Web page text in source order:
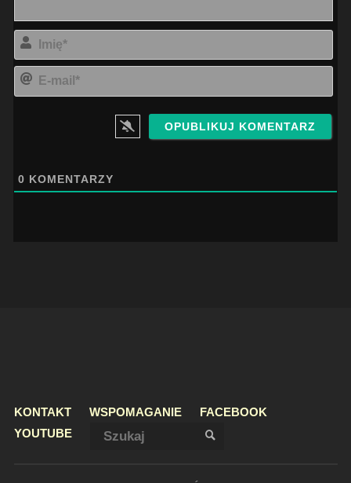
0 KOMENTARZY
KONTAKT WSPOMAGANIE
FACEBOOK
YOUTUBE
SZUKAJ